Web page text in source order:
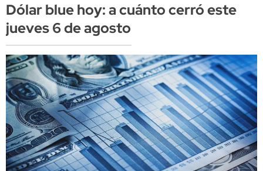
Dólar blue hoy: a cuánto cerró este
jueves 6 de agosto